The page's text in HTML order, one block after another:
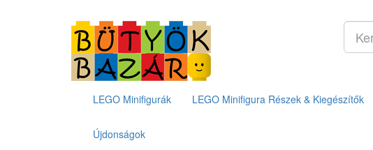
LEGO Minifigurák LEGO Minifigura Részek & Kiegészítők
Újdonságok